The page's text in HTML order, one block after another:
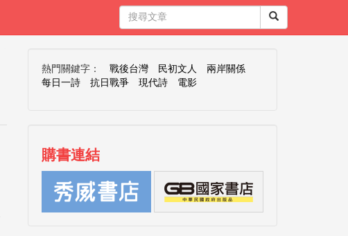
熱門關鍵字： 戰後台灣 民初文人
兩岸關係
每日一詩
抗日戰爭 現代詩 電影
購書連結